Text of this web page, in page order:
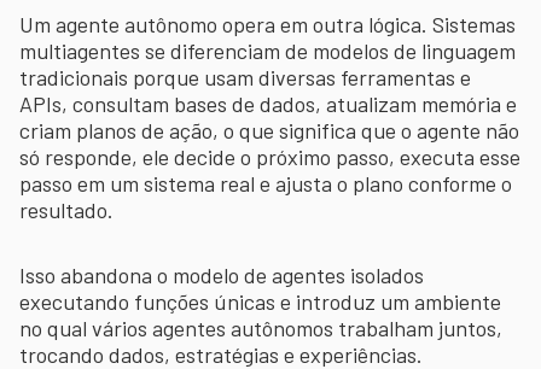
Um agente autônomo opera em outra lógica. Sistemas
multiagentes se diferenciam de modelos de linguagem
tradicionais porque usam diversas ferramentas e
APIs, consultam bases de dados, atualizam memória e
criam planos de ação, o que significa que o agente não
só responde, ele decide o próximo passo, executa esse
passo em um sistema real e ajusta o plano conforme o
resultado.
Isso abandona o modelo de agentes isolados
executando funções únicas e introduz um ambiente
no qual vários agentes autônomos trabalham juntos,
trocando dados, estratégias e experiências.